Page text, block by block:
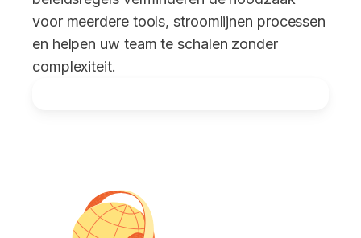
voor meerdere tools, stroomlijnen processen
en helpen uw team te schalen zonder
complexiteit.